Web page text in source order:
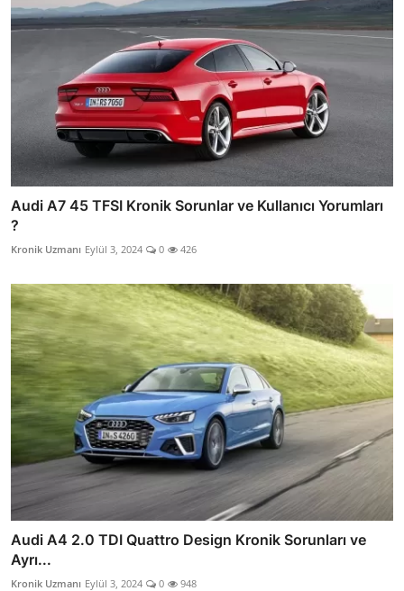
Audi A7 45 TFSI Kronik Sorunlar ve Kullanıcı Yorumları
?
Kronik Uzmanı Eylül 3, 2024 0 426
Audi A4 2.0 TDI Quattro Design Kronik Sorunları ve
Ayrı...
Kronik Uzmanı Eylül 3, 2024 0 948